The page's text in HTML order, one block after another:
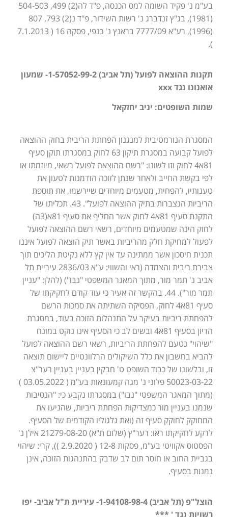
בע"מ נ' פקיד השומה למס הכנסה, פ"ד לה(2) 499, 504-503
(1981), בג"ץ זנדברג נ' רשות השידור, פ"ד נ(2) 793, 807
(1996), רע"א 7777/09 בראנץ נ' כנפי, פסקה 16 ( 7.1.2013
).
תקנות ההוצאה לפועל (תל אביב) 1-57052-99-2- שמעון
אואנונו נגד xxx
שמות השופטים: יניב יחזקאל
המסגרת הנורמטיבית למנגנון הפחתת הריבית בחוק ההוצאה
לפועל קבועה במסגרת תיקון 63 לחוק במסגרתו תוקן סעיף
81א4 לחוק וזו לשונו: "רשם ההוצאה לפועל רשאי, מיוזמתו או
לפי בקשת החייב ולאחר שנתן לזוכה הזדמנות לטעון את
טענותיו, להפחית, מטעמים מיוחדים שיירשמו, את תוספת
הריביות הנצברות בתיק ההוצאה לפועל". 43. תכליתו של
התקנת סעיף 81א4 לחוק אשר החליף את סעיף 81א(3ה)
לחוק הינה שמטעמים מיוחדים, רשאי רשם ההוצאה לפועל
לפעול למחיקת חלק מהריביות באשר תיק הוצאה לפועל איננו
תכנית חיסכון אשר ממתינה עד אין קץ ללא נקיטת הליכים תוך
צבירת ריבית והצמדה (ראי והשווי: ע"א 2836/03 עיריית תל
אביב נ' תמר מור, מתוך המאגר המשפטי "נבו") (להלן: "עניין
תמר מור"). 44. בהקשר זה אעיר כי עוד קודם לחקיקתו של
סעיף 81א4 לחוק, הפסיקה השתיתה את סמכות הרשם
להפחתת ריביות בעיקר על התנהלות הזוכה בעוד, במסגרת
הדיון בסעיף 81א4 ובשים לב כי הסעיף אינו נוקט במונח
"שיהוי" כטעם להפחתת הריביות, רשאי רשם ההוצאה לפועל
להביא בחשבון את כלל השיקולים הרלוונטיים ליישום תוצאה
זו, ובלשונו של כבוד השופט ט' חבקין בעניין בעניין רער"צ
50023-03-22 פלוני נ' מגה קמעונאות בע"מ ( 03.05.2022 )
(מתוך המאגר המשפטי "נבו") במסגרתו נקבע כי: "הנסיבות
שנמנו בעניין מור כמצדיקות הפחתת ריביות, שהניעו את
המחוקק לחוקק סעיף זה (ואת גלגוליו הקודמים של הסעיף.
לרקע לחקיקתו ראו: רער"ץ (שלום ת"א) 21279-08-20 אילן נ'
הפסטוס אקוויטי בע"מ, פסקות 12-8 ( 2.9.2020 )), קרי: שיהוי
בגביית החוב או חוסר תום לב שדבק בהתנהגות הזוכה, אינן
נמנות בסעיף.
הוצל"פ (תל אביב) 1-94108-98-4- עיריית ת"ל אביב- יפו
רשויות נגד ' ***